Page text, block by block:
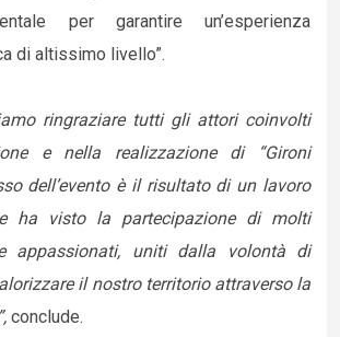
per garantire un’esperienza
di altissimo livello”.
ringraziare tutti gli attori coinvolti
e nella realizzazione di “Gironi
dell’evento è il risultato di un lavoro
ha visto la partecipazione di molti
appassionati, uniti dalla volontà di
il nostro territorio attraverso la
conclude.